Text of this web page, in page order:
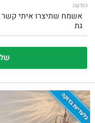
הודעה
בלעדיות בדוקה